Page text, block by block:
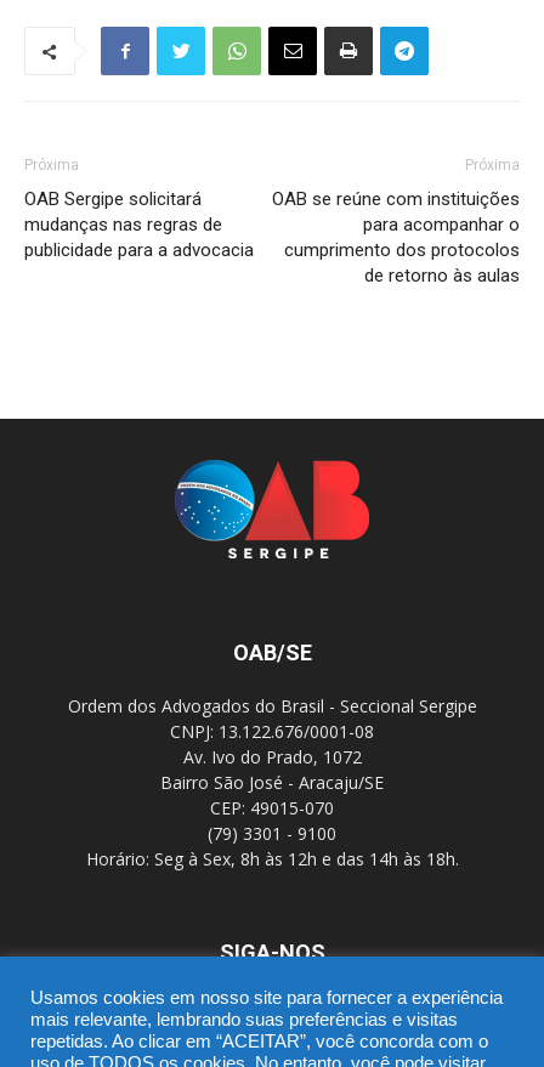
Próxima
OAB Sergipe solicitará
mudanças nas regras de
publicidade para a advocacia
Próxima
OAB se reúne com instituições
para acompanhar o
cumprimento dos protocolos
de retorno às aulas
OAB/SE
Ordem dos Advogados do Brasil - Seccional Sergipe
CNPJ: 13.122.676/0001-08
Av. Ivo do Prado, 1072
Bairro São José - Aracaju/SE
CEP: 49015-070
(79) 3301 - 9100
Horário: Seg à Sex, 8h às 12h e das 14h às 18h.
SIGA-NOS
Usamos cookies em nosso site para fornecer a experiência
mais relevante, lembrando suas preferências e visitas
repetidas. Ao clicar em “ACEITAR”, você concorda com o